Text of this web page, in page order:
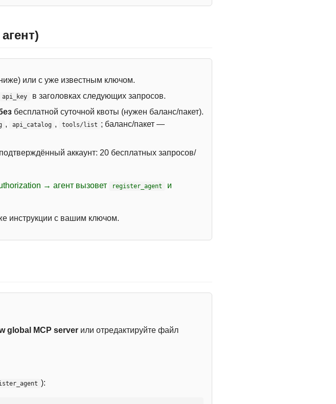
или с уже известным ключом.
api_key
в заголовках следующих запросов.
бесплатной суточной квоты (нужен баланс/пакет).
, api_catalog , tools/list ; баланс/пакет —
аккаунт: 20 бесплатных запросов/
→ агент вызовет register_agent
и
инструкции с вашим ключом.
global MCP server или отредактируйте файл
):